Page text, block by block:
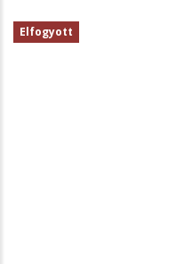
290Ft.
Elfogyott